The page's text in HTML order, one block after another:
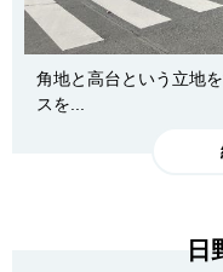
角地と高台という立地
スを...
日